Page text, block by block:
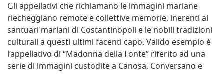
Gli appellativi che richiamano le immagini mariane
riecheggiano remote e collettive memorie, inerenti ai
santuari mariani di Costantinopoli e le nobili tradizioni
culturali a questi ultimi facenti capo. Valido esempio è
l’appellativo di “Madonna della Fonte” riferito ad una
serie di immagini custodite a Canosa, Conversano e